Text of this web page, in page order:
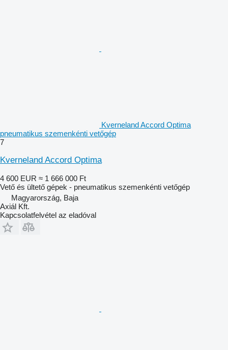
Kverneland Accord Optima
pneumatikus szemenkénti vetőgép
7
Kverneland Accord Optima
4 600 EUR ≈ 1 666 000 Ft
Vető és ültető gépek - pneumatikus szemenkénti vetőgép
Magyarország, Baja
Axiál Kft.
Kapcsolatfelvétel az eladóval